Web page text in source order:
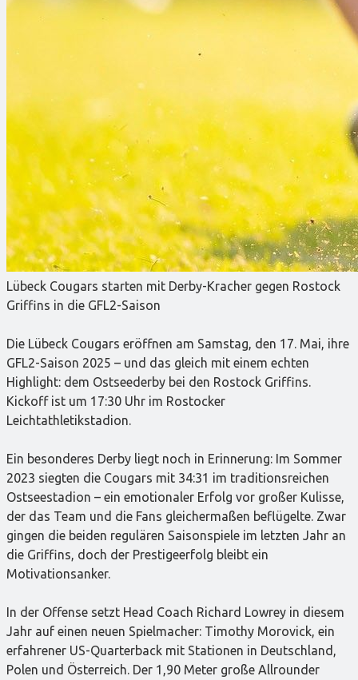
Lübeck Cougars starten mit Derby-Kracher gegen Rostock
Griffins in die GFL2-Saison
Die Lübeck Cougars eröffnen am Samstag, den 17. Mai, ihre
GFL2-Saison 2025 – und das gleich mit einem echten
Highlight: dem Ostseederby bei den Rostock Griffins.
Kickoff ist um 17:30 Uhr im Rostocker
Leichtathletikstadion.
Ein besonderes Derby liegt noch in Erinnerung: Im Sommer
2023 siegten die Cougars mit 34:31 im traditionsreichen
Ostseestadion – ein emotionaler Erfolg vor großer Kulisse,
der das Team und die Fans gleichermaßen beflügelte. Zwar
gingen die beiden regulären Saisonspiele im letzten Jahr an
die Griffins, doch der Prestigeerfolg bleibt ein
Motivationsanker.
In der Offense setzt Head Coach Richard Lowrey in diesem
Jahr auf einen neuen Spielmacher: Timothy Morovick, ein
erfahrener US-Quarterback mit Stationen in Deutschland,
Polen und Österreich. Der 1,90 Meter große Allrounder